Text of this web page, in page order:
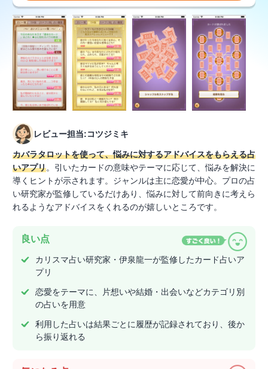
レビュー担当:コツジミキ
カバラタロットを使って、悩みに対するアドバイスをもらえる占
いアプリ。引いたカードの意味やテーマに応じて、悩みを解決に
導くヒントが示されます。ジャンルは主に恋愛が中心。プロの占
い研究家が監修しているだけあり、悩みに対して前向きに考えら
れるようなアドバイスをくれるのが嬉しいところです。
良い点
カリスマ占い研究家・伊泉龍一が監修したカード占いア
プリ
恋愛をテーマに、片想いや結婚・出会いなどカテゴリ別
の占いを用意
利用した占いは結果ごとに履歴が記録されており、後か
ら振り返れる